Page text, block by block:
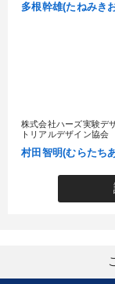
多根幹雄(たねみき
株式会社ハーズ実験デ
トリアルデザイン協
村田智明(むらたち